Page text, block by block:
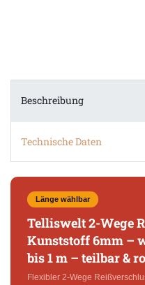
Beschreibung
Technische Daten
Länge wählbar
Telliswelt 2-Wege
Kunststoff 6mm –
bis 1 m – teilbar &
Flexibler 2-Wege